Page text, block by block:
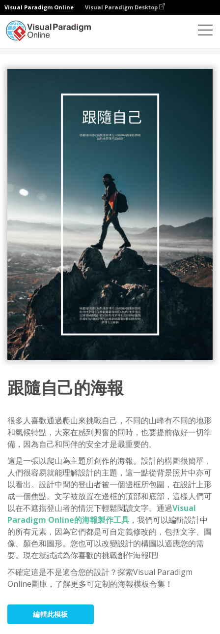
Visual Paradigm Online Visual Paradigm Desktop
跟隨自己的海報
很多人喜歡通過爬山來挑戰自己，不同的山峰有不同的地形
和氣候特點，大家在感到興奮的同時，也要提前做好一切準
備，因為自己和同伴的安全才是最重要的。
這是一張以爬山為主題所創作的海報。設計的構圖很簡單，
人們很容易就能理解設計的主題，這一點從背景照片中亦可
以看出。設計中間的登山者被一個邊框所包圍，在設計上形
成一個焦點。文字被放置在邊框的頂部和底部，這樣人們可
以在不遮擋登山者的情況下輕鬆閱讀文字。通過Visual
Paradigm Online的海報製作工具 ，我們可以編輯設計中
的所有元素，因為它們都是可自定義修改的，包括文字、圖
像、顏色和圖形。您也可以改變設計的構圖以適應您的需
要。現在就試試為你喜歡的挑戰創作海報吧!
不確定這是不是適合您的設計？探索Visual Paradigm
Online圖庫，了解更多可定制的海報模板合集！
編輯此模板